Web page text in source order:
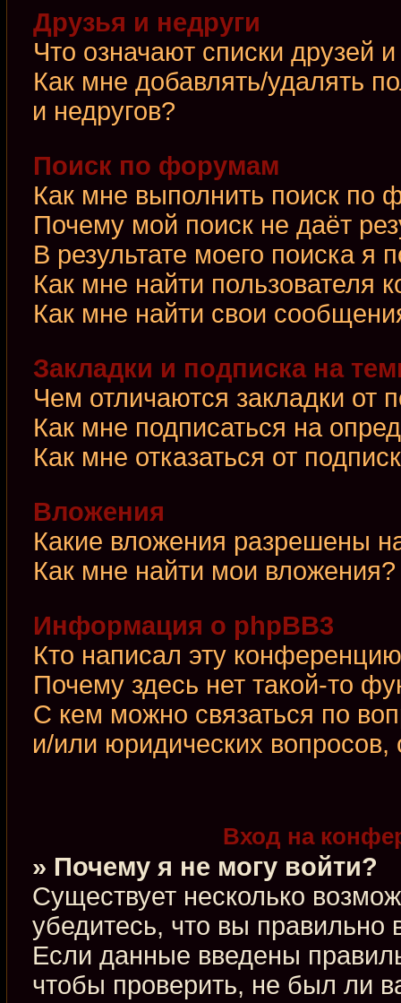
Друзья и недруги
Что означают списки друзей
Как мне добавлять/удалять
и недругов?
Поиск по форумам
Как мне выполнить поиск
Почему мой поиск не даёт
В результате моего поиска я
Как мне найти пользователя
Как мне найти свои
Закладки и подписка на
Чем отличаются закладки от
Как мне подписаться на
Как мне отказаться от
Вложения
Какие вложения разрешены
Как мне найти мои вложения?
Информация о phpBB3
Кто написал эту
Почему здесь нет такой-то
С кем можно связаться по
и/или юридических
Вход на
» Почему я не могу войти?
Существует несколько
убедитесь, что вы правильно
Если данные введены
чтобы проверить, не был ли